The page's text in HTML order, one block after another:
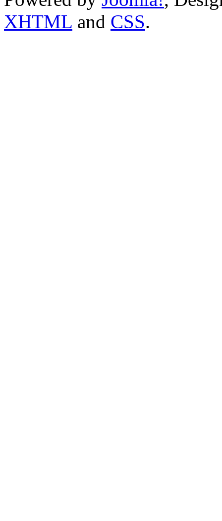
XHTML and CSS.